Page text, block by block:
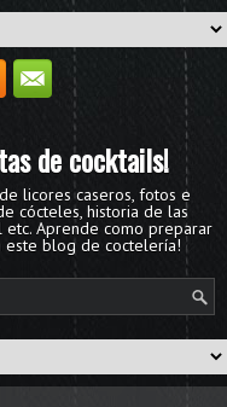
de cocktails!
licores caseros, fotos e
cócteles, historia de las
Aprende como preparar
este blog de coctelería!